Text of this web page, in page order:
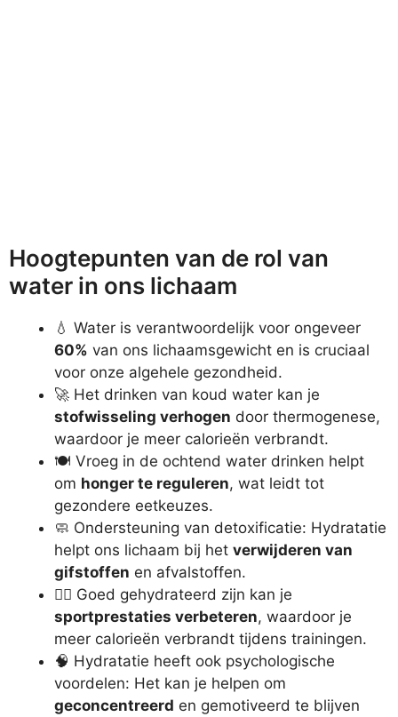
Hoogtepunten van de rol van
water in ons lichaam
💧 Water is verantwoordelijk voor ongeveer
60% van ons lichaamsgewicht en is cruciaal
voor onze algehele gezondheid.
🚀 Het drinken van koud water kan je
stofwisseling verhogen door thermogenese,
waardoor je meer calorieën verbrandt.
🍽️ Vroeg in de ochtend water drinken helpt
om honger te reguleren, wat leidt tot
gezondere eetkeuzes.
🧼 Ondersteuning van detoxificatie: Hydratatie
helpt ons lichaam bij het verwijderen van
gifstoffen en afvalstoffen.
🏋️‍♂️ Goed gehydrateerd zijn kan je
sportprestaties verbeteren, waardoor je
meer calorieën verbrandt tijdens trainingen.
🧠 Hydratatie heeft ook psychologische
voordelen: Het kan je helpen om
geconcentreerd en gemotiveerd te blijven